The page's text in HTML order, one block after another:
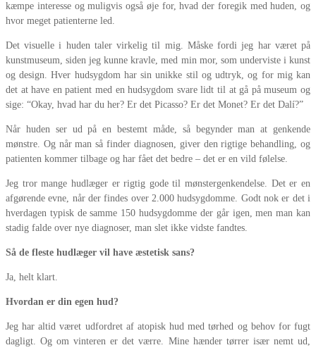
kæmpe interesse og muligvis også øje for, hvad der foregik med huden, og
hvor meget patienterne led.
Det visuelle i huden taler virkelig til mig. Måske fordi jeg har været på
kunstmuseum, siden jeg kunne kravle, med min mor, som underviste i kunst
og design. Hver hudsygdom har sin unikke stil og udtryk, og for mig kan
det at have en patient med en hudsygdom svare lidt til at gå på museum og
sige: “Okay, hvad har du her? Er det Picasso? Er det Monet? Er det Dalí?”
Når huden ser ud på en bestemt måde, så begynder man at genkende
mønstre. Og når man så finder diagnosen, giver den rigtige behandling, og
patienten kommer tilbage og har fået det bedre – det er en vild følelse.
Jeg tror mange hudlæger er rigtig gode til mønstergenkendelse. Det er en
afgørende evne, når der findes over 2.000 hudsygdomme. Godt nok er det i
hverdagen typisk de samme 150 hudsygdomme der går igen, men man kan
stadig falde over nye diagnoser, man slet ikke vidste fandtes.
Så de fleste hudlæger vil have æstetisk sans?
Ja, helt klart.
Hvordan er din egen hud?
Jeg har altid været udfordret af atopisk hud med tørhed og behov for fugt
dagligt. Og om vinteren er det værre. Mine hænder tørrer især nemt ud,